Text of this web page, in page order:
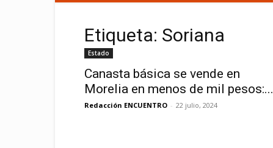
Etiqueta: Soriana
Estado
Canasta básica se vende en
Morelia en menos de mil pesos:...
Redacción ENCUENTRO - 22 julio, 2024